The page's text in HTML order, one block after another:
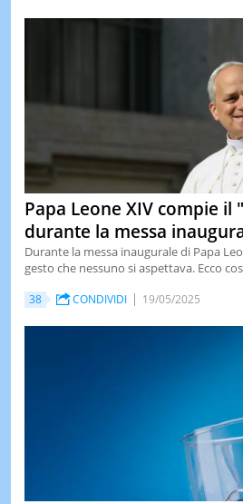
Papa Leone XIV compie
durante la messa
Durante la messa inaugurale di Papa
gesto che nessuno si aspettava. Ecco
38 CONDIVIDI 19/05/2025